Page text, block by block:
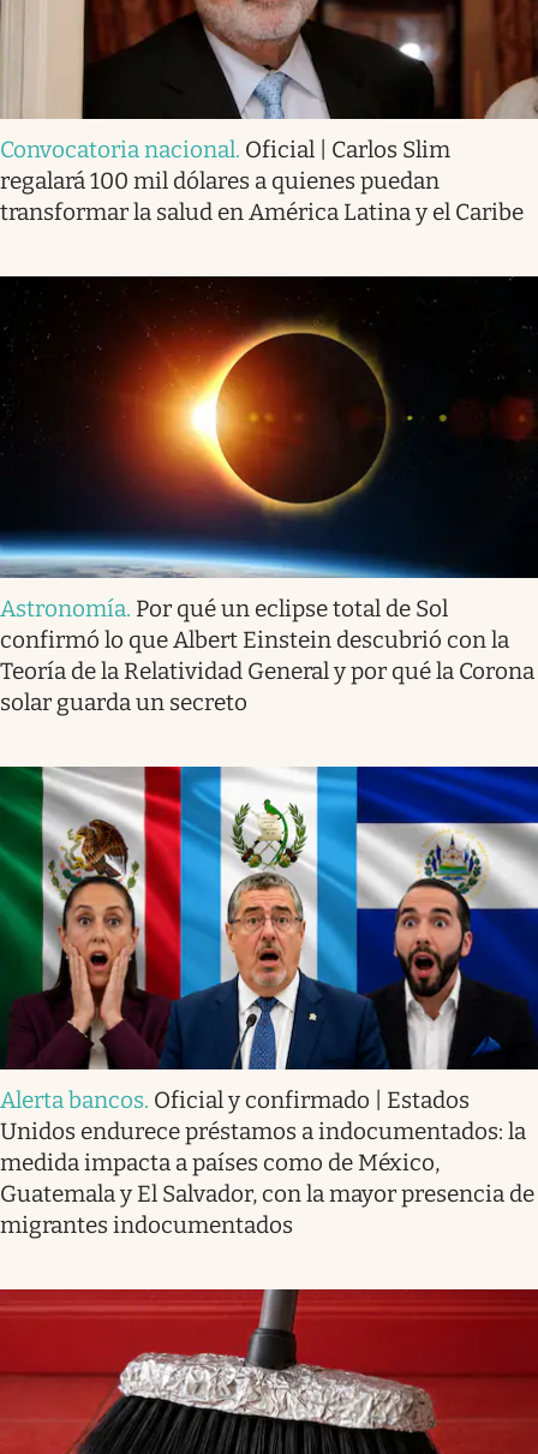
Convocatoria nacional. Oficial | Carlos Slim
regalará 100 mil dólares a quienes puedan
transformar la salud en América Latina y el Caribe
Astronomía. Por qué un eclipse total de Sol
confirmó lo que Albert Einstein descubrió con la
Teoría de la Relatividad General y por qué la Corona
solar guarda un secreto
Alerta bancos. Oficial y confirmado | Estados
Unidos endurece préstamos a indocumentados: la
medida impacta a países como de México,
Guatemala y El Salvador, con la mayor presencia de
migrantes indocumentados